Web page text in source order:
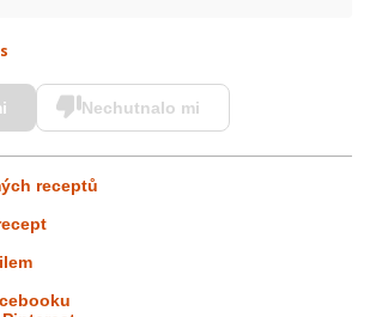
Nechutnalo mi
receptů